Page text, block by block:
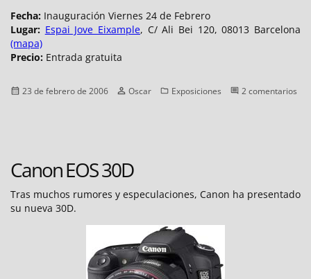
Fecha: Inauguración Viernes 24 de Febrero
Lugar: Espai Jove Eixample, C/ Ali Bei 120, 08013 Barcelona
(mapa)
Precio: Entrada gratuita
Publicado
23 de febrero de 2006 Autor
Oscar Categorías
Exposiciones
2 comentarios
Canon EOS 30D
Tras muchos rumores y especulaciones, Canon ha presentado
su nueva 30D.